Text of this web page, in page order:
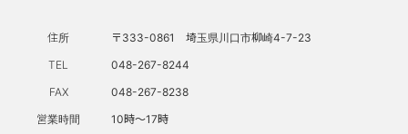
住所
〒333-0861 埼玉県川口市柳崎4-7-23
TEL
048-267-8244
FAX
048-267-8238
営業時間
10時～17時